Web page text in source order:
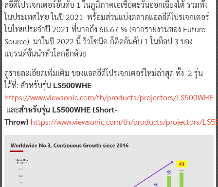
ลอีดีโปรเจกเตอร์อันดับ 1 ในภูมิภาคเอเชียตะวันออกเฉียงใต้ รวมทั้ง
ในประเทศไทย ในปี 2021 พร้อมส่วนแบ่งตลาดแอลอีดีโปรเจกเตอร์
ในไทยประจำปี 2021 ที่มากถึง 68.67 % (จากรายงานของ Future
Source) มาในปี 2022 นี้ วิวโซนิค ก็ติดอันดับ 1 ในท็อป 3 ของ
แบรนด์ชั้นนำทั่วโลกอีกด้วย
ดูรายละเอียดเพิ่มเติม ของแอลอีดีโปรเจกเตอร์ใหม่ล่าสุด ทั้ง 2 รุ่น
ได้ที่: สำหรับรุ่น LS500WHE–
https://www.viewsonic.com/th/products/projectors/LS500WHE
และสำหรับรุ่น LS500WHE (Short-
Throw) https://www.viewsonic.com/th/products/projectors/